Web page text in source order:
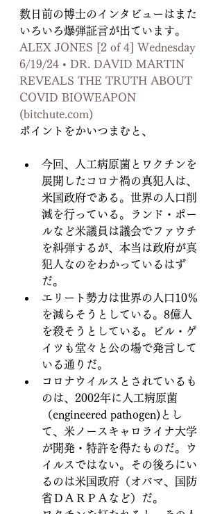
数日前の博士のインタビューはまた
いろいろ爆弾証言が出ています。
ALEX JONES [2 of 4] Wednesday
6/19/24 • DR. DAVID MARTIN
REVEALS THE TRUTH ABOUT
COVID BIOWEAPON
(bitchute.com)
ポイントをかいつまむと、
今回、人工病原菌とワクチンを
展開したコロナ禍の真犯人は、
米国政府である。世界の人口削
減を行っている。ランド・ポー
ルなど米議員は議会でファウチ
を糾弾するが、本当は政府が真
犯人なのをわかっているはず
だ。
エリート勢力は世界の人口10％
を減らそうとしている。8億人
を殺そうとしている。ビル・ゲ
イツも堂々と公の場で発言して
いる通りだ。
コロナウイルスとされているも
のは、2002年に人工病原菌
（engineered pathogen)とし
て、米ノースキャロライナ大学
が開発・特許を得たものだ。ウ
イルスではない。その後ろにい
るのは米国政府（オバマ、国防
省ＤＡＲＰＡなど）だ。